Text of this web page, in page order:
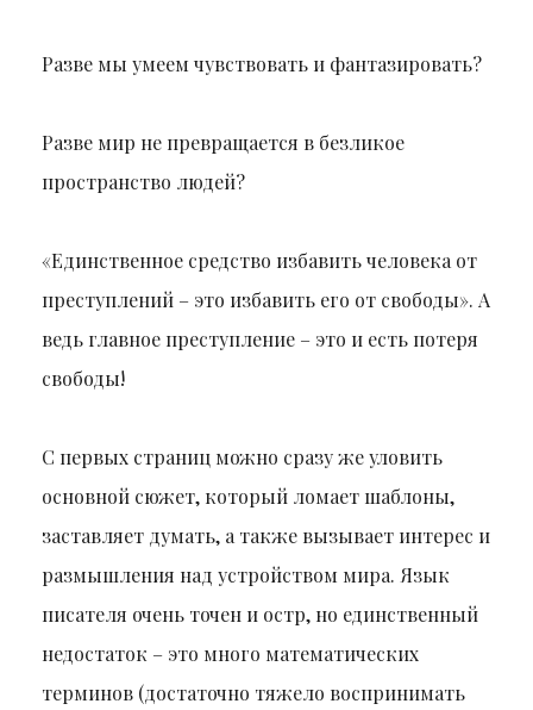
Разве мы умеем чувствовать и фантазировать?
Разве мир не превращается в безликое
пространство людей?
«Единственное средство избавить человека от
преступлений – это избавить его от свободы». А
ведь главное преступление – это и есть потеря
свободы!
С первых страниц можно сразу же уловить
основной сюжет, который ломает шаблоны,
заставляет думать, а также вызывает интерес и
размышления над устройством мира. Язык
писателя очень точен и остр, но единственный
недостаток – это много математических
терминов (достаточно тяжело воспринимать